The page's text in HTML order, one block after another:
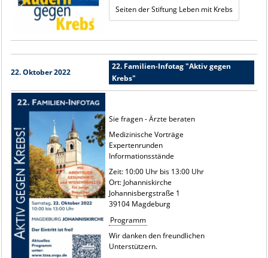
Seiten der Stiftung Leben mit Krebs
22. Oktober 2022
22. Familien-Infotag "Aktiv gegen
Krebs"
Sie fragen - Ärzte beraten
Medizinische Vorträge
Expertenrunden
Informationsstände
Zeit: 10:00 Uhr bis 13:00 Uhr
Ort: Johanniskirche
Johannisbergstraße 1
39104 Magdeburg
Programm
Wir danken den freundlichen
Unterstützern.